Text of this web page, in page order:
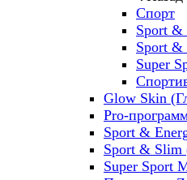
Спорт
Sport &
Sport
Super
Glow Skin
Pro-
Sport &
Sport &
Super Sport